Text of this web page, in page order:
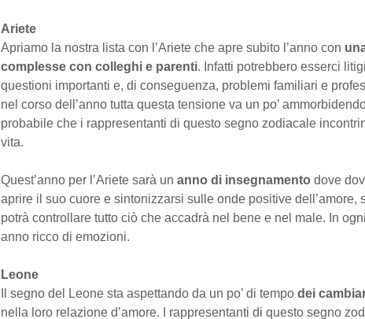
Ariete
Apriamo la nostra lista con l’Ariete che apre subito l’anno con
complesse con colleghi e parenti. Infatti potrebbero esserci
questioni importanti e, di conseguenza, problemi familiari e
nel corso dell’anno tutta questa tensione va un po’
probabile che i rappresentanti di questo segno zodiacale
vita.
Quest’anno per l’Ariete sarà un anno di insegnamento dove
aprire il suo cuore e sintonizzarsi sulle onde positive dell’amore,
potrà controllare tutto ciò che accadrà nel bene e nel male. In
anno ricco di emozioni.
Leone
Il segno del Leone sta aspettando da un po’ di tempo dei
nella loro relazione d’amore. I rappresentanti di questo segno